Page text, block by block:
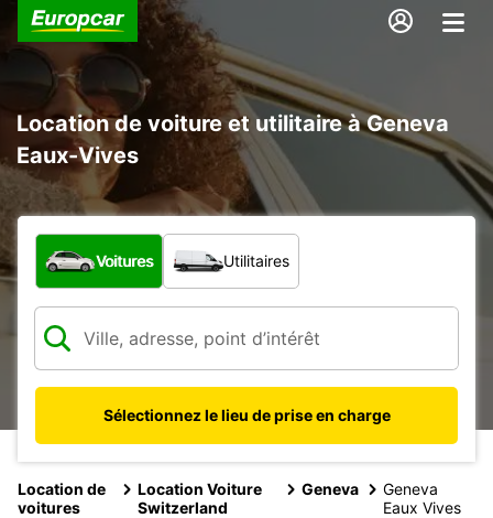
Location de voiture et utilitaire à Geneva
Eaux-Vives
Quel type de véhicule ?
Voitures Utilitaires
Sélectionnez le lieu de prise en charge
Location de
voitures
Location Voiture
Switzerland
Geneva
Geneva
Eaux Vives